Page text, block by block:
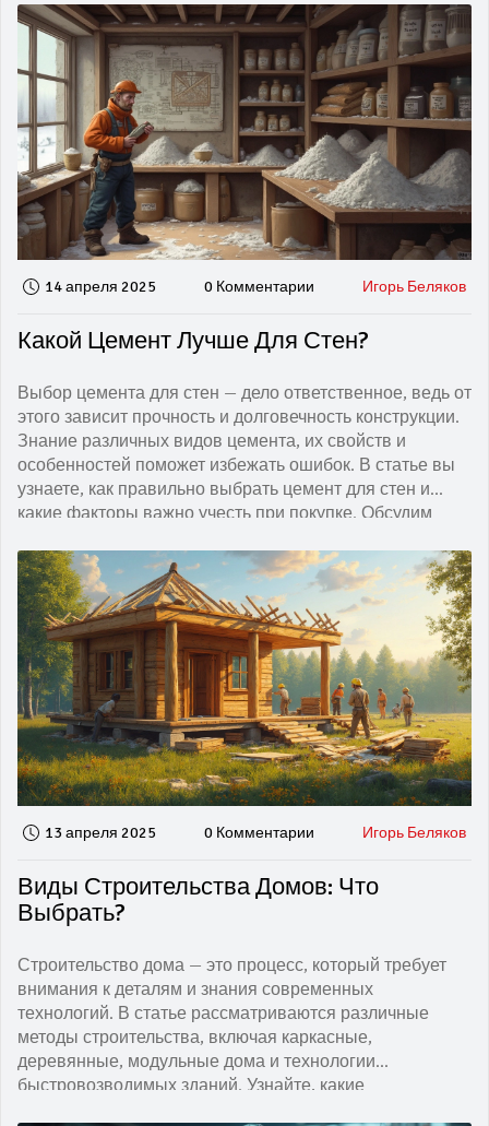
советы для начинающих и преимущества
использования аргона в сварке. Независимо от вашего
уровня опыта, знания о 141 методе сварки помогут
улучшить ваши навыки и повысить качество ваших
проектов.
14 апреля 2025 0 Комментарии Игорь Беляков
Какой Цемент Лучше Для Стен?
Выбор цемента для стен — дело ответственное, ведь от
этого зависит прочность и долговечность конструкции.
Знание различных видов цемента, их свойств и
особенностей поможет избежать ошибок. В статье вы
узнаете, как правильно выбрать цемент для стен и
какие факторы важно учесть при покупке. Обсудим
использованию.
13 апреля 2025 0 Комментарии Игорь Беляков
Виды Строительства Домов: Что
Выбрать?
Строительство дома — это процесс, который требует
внимания к деталям и знания современных
технологий. В статье рассматриваются различные
методы строительства, включая каркасные,
деревянные, модульные дома и технологии
быстровозводимых зданий. Узнайте, какие